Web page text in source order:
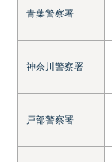
青葉警察署
神奈川警察署
戸部警察署